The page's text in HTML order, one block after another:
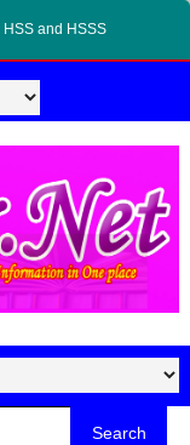
HSS and HSSS
Search